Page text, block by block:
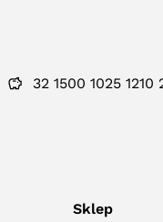
32 1500 1025
Sklep